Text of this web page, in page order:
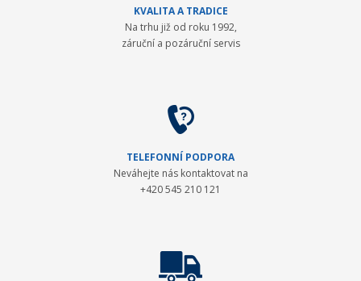
KVALITA A TRADICE
Na trhu již od roku 1992,
záruční a pozáruční servis
TELEFONNÍ PODPORA
Neváhejte nás kontaktovat na
+420 545 210 121